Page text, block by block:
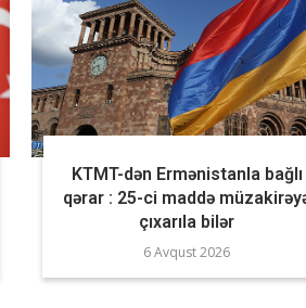
KTMT-dən Ermənistanla bağlı
qərar : 25-ci maddə
çıxarıla bilər
6 Avqust 2026